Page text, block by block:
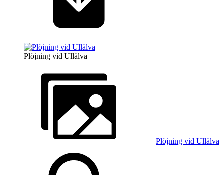
Plöjning vid Ullälva
Plöjning vid Ullälva